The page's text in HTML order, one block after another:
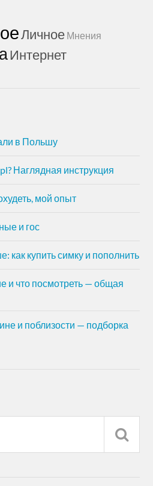
Личное Мнения
Интернет
в Польшу
Наглядная инструкция
мой опыт
и гос
как купить симку и пополнить
и что посмотреть — общая
и поблизости — подборка